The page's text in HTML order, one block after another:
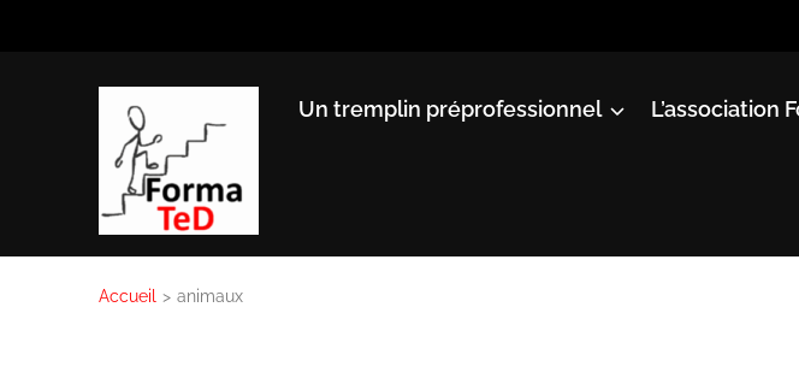
Un tremplin préprofessionnel L’association
Accueil > animaux